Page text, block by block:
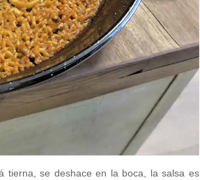
tierna, se deshace en la boca, la salsa es